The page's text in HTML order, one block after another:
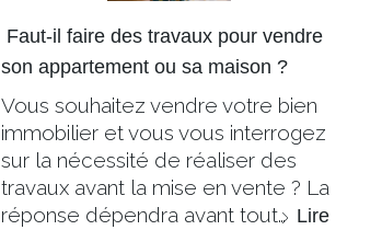
Faut-il faire des travaux pour vendre
son appartement ou sa maison ?
Vous souhaitez vendre votre bien
immobilier et vous vous interrogez
sur la nécessité de réaliser des
travaux avant la mise en vente ? La
réponse dépendra avant tout… Lire